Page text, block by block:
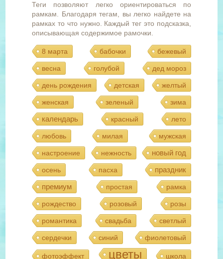
Теги позволяют легко ориентироваться по
рамкам. Благодаря тегам, вы легко найдете на
рамках то что нужно. Каждый тег это подсказка,
описывающая содержимое рамочки.
8 марта бабочки бежевый
весна голубой дед мороз
день рождения детская желтый
женская зеленый зима
календарь красный лето
любовь милая мужская
настроение нежность новый год
осень пасха
праздник
премиум
простая рамка
рождество розовый розы
романтика свадьба светлый
сердечки синий фиолетовый
фотоэффект цветы школа